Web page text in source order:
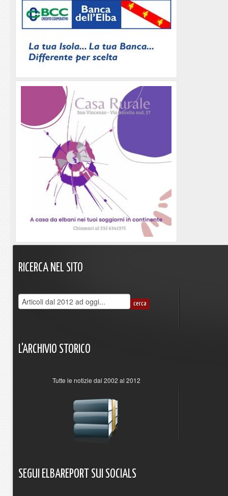
RICERCA NEL SITO
L'ARCHIVIO STORICO
Tutte le notizie dal 2002 al 2012
SEGUI ELBAREPORT SUI SOCIALS